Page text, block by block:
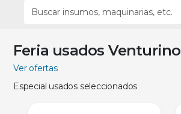
Feria usados Venturino
Ver ofertas
Especial usados seleccionados